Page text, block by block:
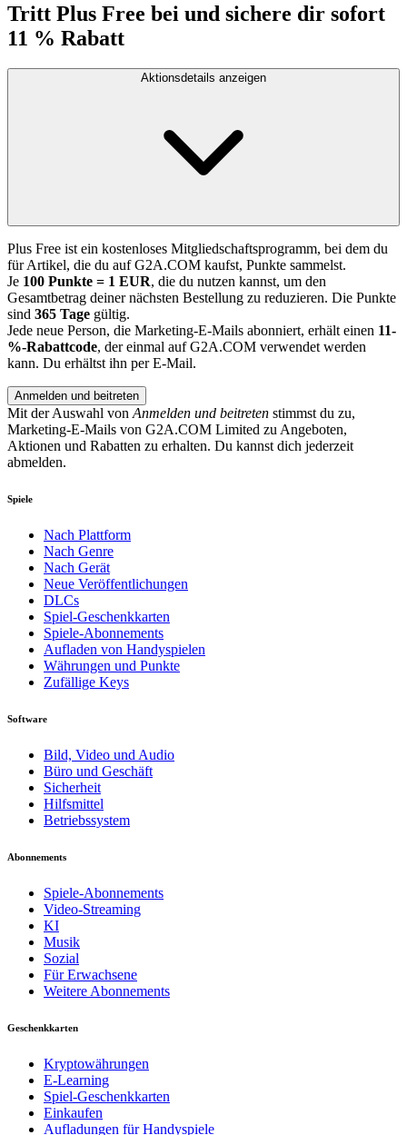
Tritt Plus Free bei und sichere dir sofort
11 % Rabatt
Aktionsdetails anzeigen
Plus Free ist ein kostenloses Mitgliedschaftsprogramm, bei dem du
für Artikel, die du auf G2A.COM kaufst, Punkte sammelst.
Je 100 Punkte = 1 EUR, die du nutzen kannst, um den
Gesamtbetrag deiner nächsten Bestellung zu reduzieren. Die Punkte
sind 365 Tage gültig.
Jede neue Person, die Marketing-E-Mails abonniert, erhält einen 11-
%-Rabattcode, der einmal auf G2A.COM verwendet werden
kann. Du erhältst ihn per E-Mail.
Anmelden und beitreten
Mit der Auswahl vonAnmelden und beitreten stimmst du zu,
Marketing-E-Mails von G2A.COM Limited zu Angeboten,
Aktionen und Rabatten zu erhalten. Du kannst dich jederzeit
abmelden.
Spiele
Nach Plattform
Nach Genre
Nach Gerät
Neue Veröffentlichungen
DLCs
Spiel-Geschenkkarten
Spiele-Abonnements
Aufladen von Handyspielen
Währungen und Punkte
Zufällige Keys
Software
Bild, Video und Audio
Büro und Geschäft
Sicherheit
Hilfsmittel
Betriebssystem
Abonnements
Spiele-Abonnements
Video-Streaming
KI
Musik
Sozial
Für Erwachsene
Weitere Abonnements
Geschenkkarten
Kryptowährungen
E-Learning
Spiel-Geschenkkarten
Einkaufen
Aufladungen für Handyspiele